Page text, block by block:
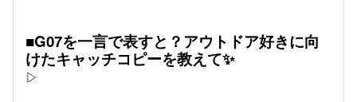
■G07を一言で表すと？アウトドア好きに向
けたキャッチコピーを教えて✨
▷